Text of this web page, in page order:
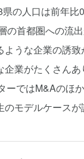
の人口は前年
首都圏への流
うな企業の誘致
業がたくさん
ーではM&Aのほ
モデルケース